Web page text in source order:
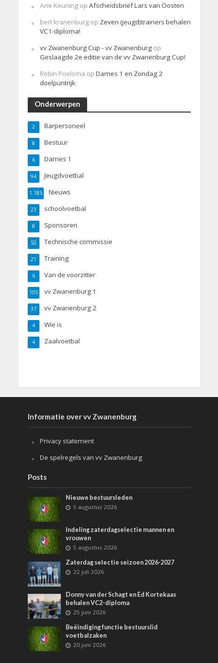
Arie Keuningop Afscheidsbrief Lars van Oosten
bert kranenburgop Zeven (jeugd)trainers behalen
VC1-diploma!
vv Zwanenburg Cup - vv Zwanenburgop
Geslaagde 2e editie van de vv Zwanenburg Cup!
Robin Poelsma op Dames 1 en Zondag 2
doelpuntrijk
Onderwerpen
Barpersoneel
2
Bestuur
8
Dames 1
6
Jeugdvoetbal
94
Nieuws
1.185
schoolvoetbal
23
Sponsoren
8
Technische commissie
52
Training
21
Van de voorzitter
6
vv Zwanenburg 1
105
vv Zwanenburg 2
37
Wie is
4
Zaalvoetbal
4
Informatie over vv Zwanenburg
Privacy statement
De spelregels van vv Zwanenburg
Posts
Nieuwe bestuursleden
5 augustus 2026
Indeling zaterdagselectie mannen en
vrouwen
5 augustus 2026
Zaterdag selectie seizoen 2026-2027
22 juli 2026
Donny van der Schagt en Ed Kortekaas
behalen VC2-diploma
25 juni 2026
Beëindiging functie bestuurslid
voetbalzaken
20 juni 2026